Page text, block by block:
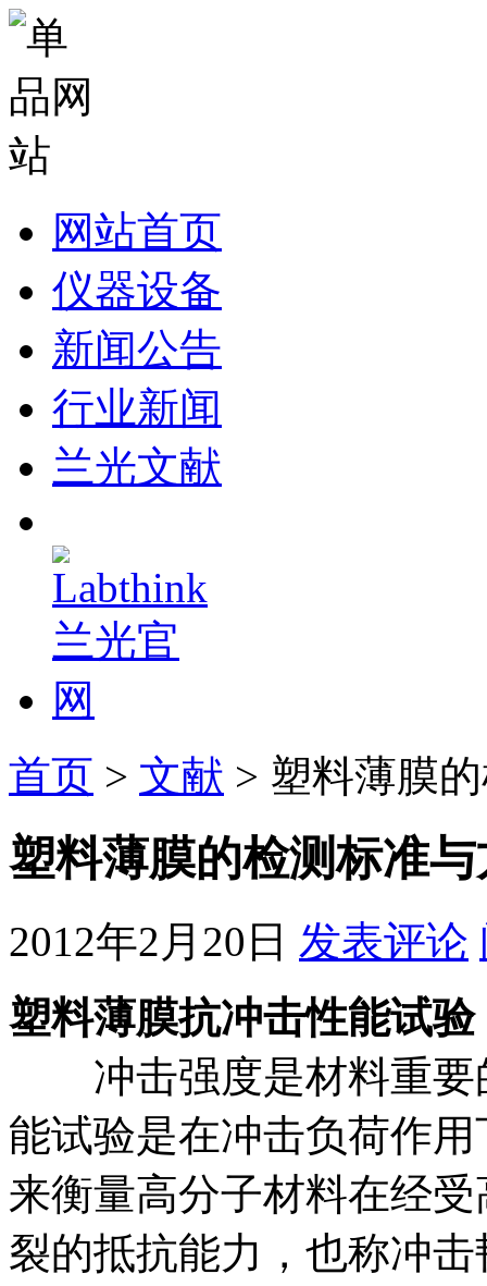
网站首页
仪器设备
新闻公告
行业新闻
兰光文献
首页 > 文献 > 塑料薄膜
塑料薄膜的检测标准
2012年2月20日 发表评论
塑料薄膜抗冲击性能试验
冲击强度是材料重要
能试验是在冲击负荷作
来衡量高分子材料在经
裂的抵抗能力，也称冲